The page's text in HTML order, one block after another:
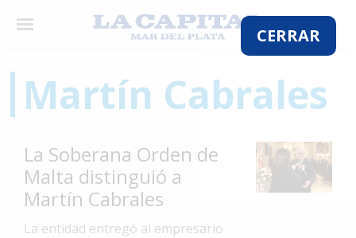
CERRAR
×
El
Mundo
La
Zona
Martín Cabrales
La Soberana Orden de
Malta distinguió a
Martín Cabrales
La entidad entregó al empresario